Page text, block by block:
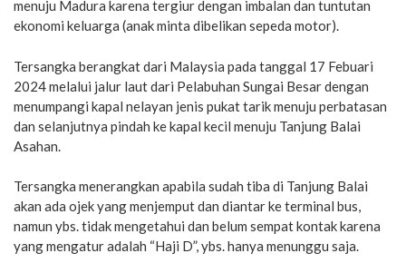
menuju Madura karena tergiur dengan imbalan dan tuntutan
ekonomi keluarga (anak minta dibelikan sepeda motor).
Tersangka berangkat dari Malaysia pada tanggal 17 Febuari
2024 melalui jalur laut dari Pelabuhan Sungai Besar dengan
menumpangi kapal nelayan jenis pukat tarik menuju perbatasan
dan selanjutnya pindah ke kapal kecil menuju Tanjung Balai
Asahan.
Tersangka menerangkan apabila sudah tiba di Tanjung Balai
akan ada ojek yang menjemput dan diantar ke terminal bus,
namun ybs. tidak mengetahui dan belum sempat kontak karena
yang mengatur adalah “Haji D”, ybs. hanya menunggu saja.